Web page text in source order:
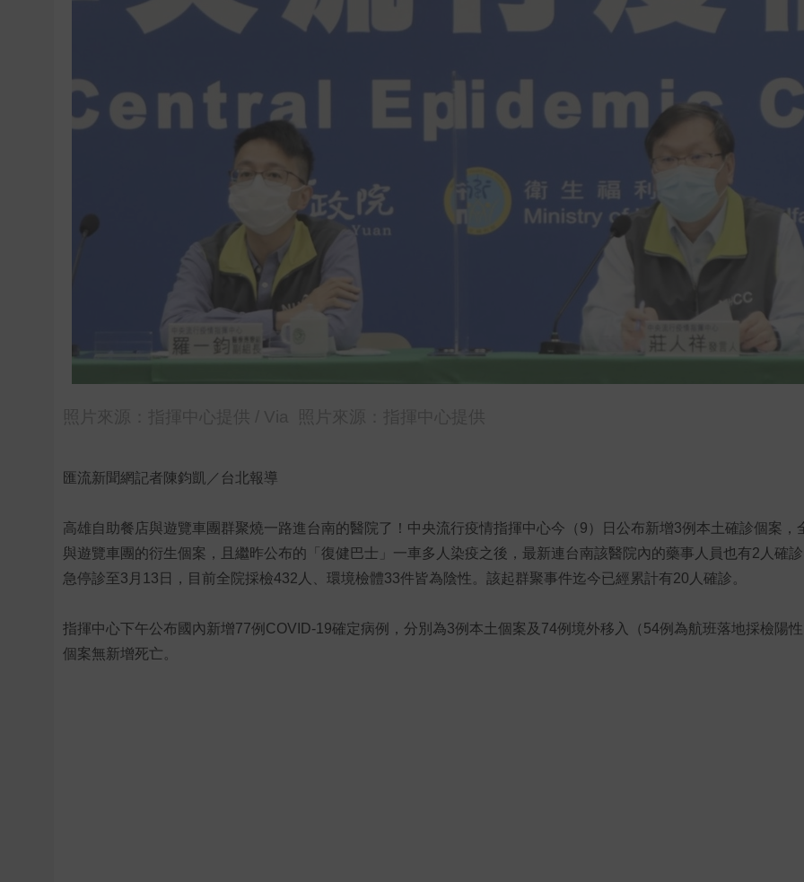
匯流新聞網記者陳鈞凱／台北報導
高雄自助餐店與遊覽車團群聚燒一路進台南的醫院了！中央流行疫情指揮中心今（9）日公布新增3例本土確診個案，
與遊覽車團的衍生個案，且繼昨公布的「復健巴士」一車多人染疫之後，最新連台南該醫院內的藥事人員也有2人確
急停診至3月13日，目前全院採檢432人、環境檢體33件皆為陰性。該起群聚事件迄今已經累計有20人確診。
指揮中心下午公布國內新增77例COVID-19確定病例，分別為3例本土個案及74例境外移入（54例為航班落地採檢陽
個案無新增死亡。